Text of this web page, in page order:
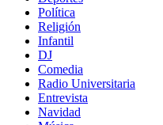
Política
Religión
Infantil
DJ
Comedia
Radio Universitaria
Entrevista
Navidad